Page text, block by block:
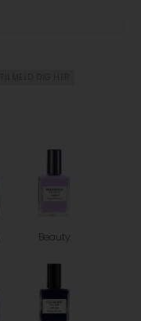
TILMELD DIG HER
Beauty